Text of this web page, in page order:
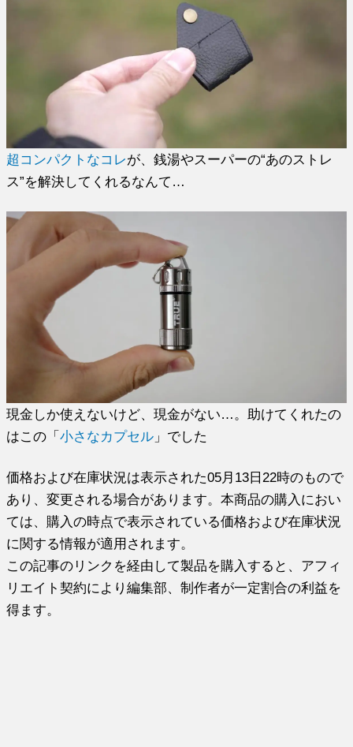
超コンパクトなコレが、銭湯やスーパーの“あのストレ
ス”を解決してくれるなんて…
現金しか使えないけど、現金がない…。助けてくれたの
はこの「小さなカプセル 」でした
価格および在庫状況は表示された05月13日22時のもので
あり、変更される場合があります。本商品の購入におい
ては、購入の時点で表示されている価格および在庫状況
に関する情報が適用されます。
この記事のリンクを経由して製品を購入すると、アフィ
リエイト契約により編集部、制作者が一定割合の利益を
得ます。